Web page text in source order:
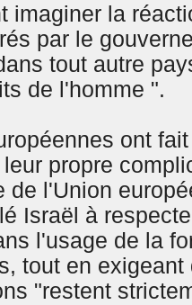
imaginer la
par le
tout autre
de l'homme ".
ont
propre
de l'Union
Israël à
l'usage de la
tout en
"restent